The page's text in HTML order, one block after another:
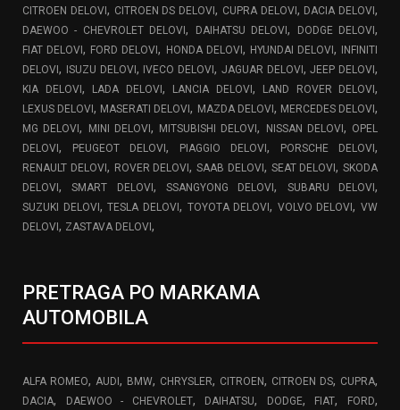
CITROEN DELOVI , CITROEN DS DELOVI , CUPRA DELOVI , DACIA DELOVI ,
DAEWOO - CHEVROLET DELOVI, DAIHATSU DELOVI, DODGE DELOVI,
FIAT DELOVI, FORD DELOVI, HONDA DELOVI , HYUNDAI DELOVI ,
INFINITI
DELOVI , ISUZU DELOVI , IVECO DELOVI , JAGUAR DELOVI ,JEEP DELOVI ,
KIA DELOVI , LADA DELOVI , LANCIA DELOVI , LAND ROVER DELOVI ,
LEXUS DELOVI, MASERATI DELOVI, MAZDA DELOVI , MERCEDES DELOVI,
MG DELOVI, MINI DELOVI , MITSUBISHI DELOVI, NISSAN DELOVI , OPEL
DELOVI , PEUGEOT DELOVI , PIAGGIO DELOVI , PORSCHE DELOVI ,
RENAULT DELOVI , ROVER DELOVI, SAAB DELOVI , SEAT DELOVI, SKODA
DELOVI ,SMART DELOVI ,SSANGYONG DELOVI, SUBARU DELOVI,
SUZUKI DELOVI ,TESLA DELOVI , TOYOTA DELOVI, VOLVO DELOVI, VW
DELOVI , ZASTAVA DELOVI ,
PRETRAGA PO MARKAMA
AUTOMOBILA
ALFA ROMEO, AUDI , BMW, CHRYSLER, CITROEN, CITROEN DS, CUPRA,
DACIA, DAEWOO - CHEVROLET, DAIHATSU, DODGE, FIAT, FORD,